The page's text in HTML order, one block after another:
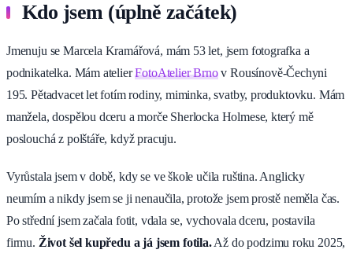
Kdo jsem (úplně začátek)
Jmenuju se Marcela Kramářová, mám 53 let, jsem fotografka a
podnikatelka. Mám atelierFotoAtelier Brnov Rousínově-Čechyni
195. Pětadvacet let fotím rodiny, miminka, svatby, produktovku. Mám
manžela, dospělou dceru a morče Sherlocka Holmese, který mě
poslouchá z polštáře, když pracuju.
Vyrůstala jsem v době, kdy se ve škole učila ruština. Anglicky
neumím a nikdy jsem se ji nenaučila, protože jsem prostě neměla čas.
Po střední jsem začala fotit, vdala se, vychovala dceru, postavila
firmu. Život šel kupředu a já jsem fotila.Až do podzimu roku 2025,